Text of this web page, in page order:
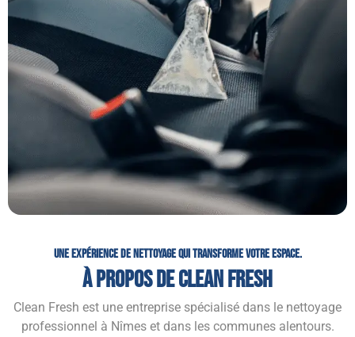
Une Expérience De Nettoyage Qui Transforme Votre Espace.
À Propos De Clean Fresh
Clean Fresh est une entreprise spécialisé dans le nettoyage
professionnel à Nîmes et dans les communes alentours.